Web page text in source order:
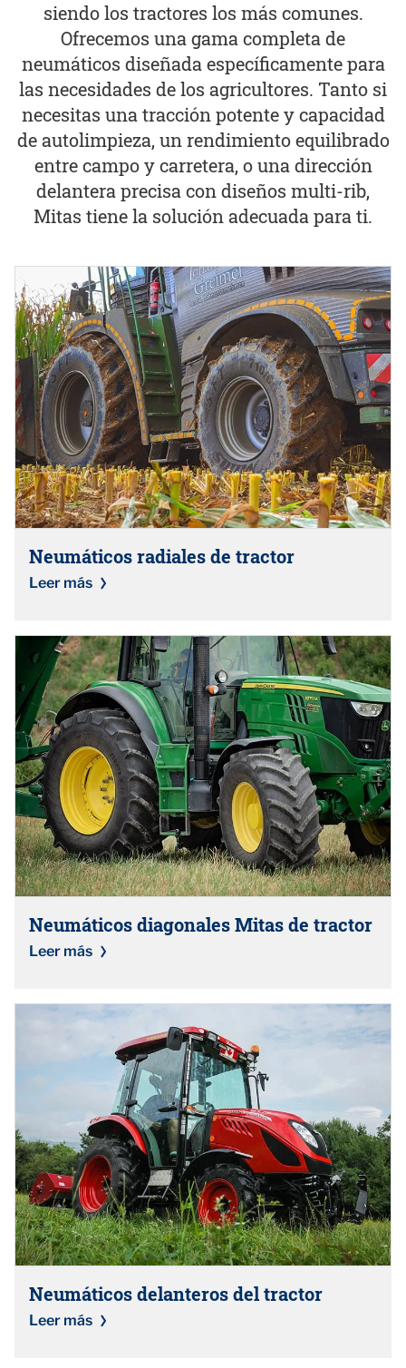
siendo los tractores los más comunes.
Ofrecemos una gama completa de
neumáticos diseñada específicamente para
las necesidades de los agricultores. Tanto si
necesitas una tracción potente y capacidad
de autolimpieza, un rendimiento equilibrado
entre campo y carretera, o una dirección
delantera precisa con diseños multi-rib,
Mitas tiene la solución adecuada para ti.
Neumáticos radiales de tractor
Leer más
Neumáticos diagonales Mitas de tractor
Leer más
Neumáticos delanteros del tractor
Leer más